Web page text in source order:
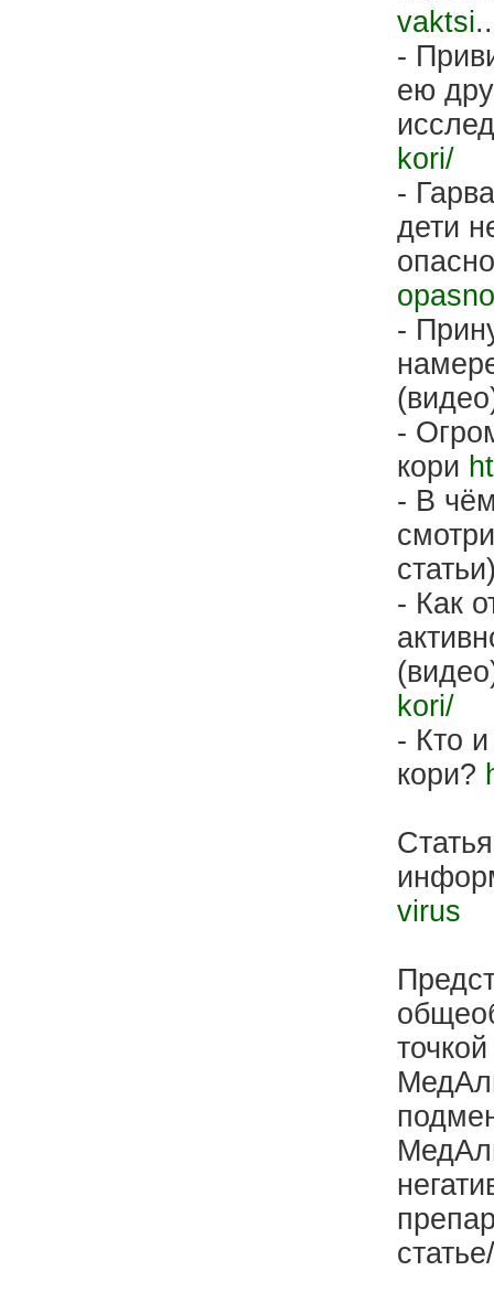
vaktsi..
-
ею
kori/
-
дети
-
-
кори
- В
- Как
kori/
- Кто
кори?
virus